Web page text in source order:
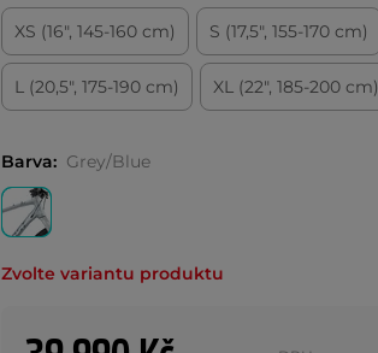
XS (16", 145-160 cm) S (17,5", 155-170 cm)
L (20,5", 175-190 cm) XL (22", 185-200 cm)
Barva: Grey/Blue
Zvolte variantu produktu